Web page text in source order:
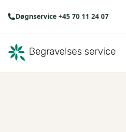
Døgnservice +45 70 11 24 07